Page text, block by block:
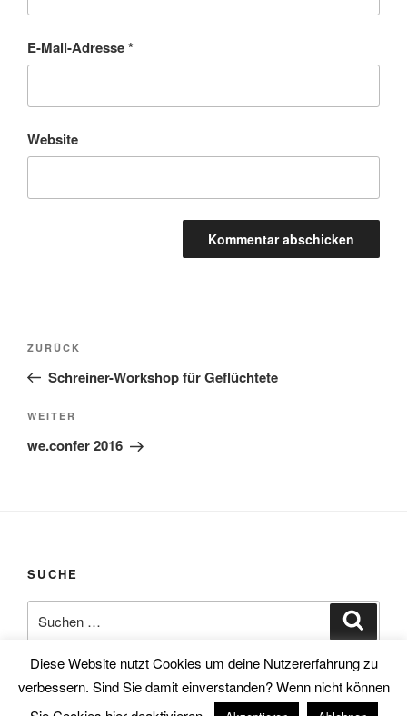
E-Mail-Adresse*
Website
Beitragsnavigation
Vorheriger
Beitrag
ZURÜCK
Schreiner-Workshop für Geflüchtete
Nächster
Beitrag
WEITER
we.confer 2016
SUCHE
nach:
Diese Website nutzt Cookies um deine Nutzererfahrung zu
verbessern. Sind Sie damit einverstanden? Wenn nicht können